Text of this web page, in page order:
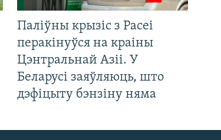
Паліўны крызіс з Расеі
перакінуўся на краіны
Цэнтральнай Азіі. У
Беларусі заяўляюць, што
дэфіцыту бэнзіну няма